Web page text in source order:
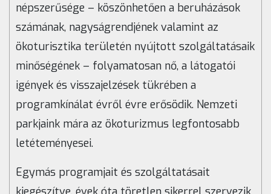
népszerűsége – köszönhetően a beruházások
számának, nagyságrendjének valamint az
ökoturisztika területén nyújtott szolgáltatásaik
minőségének – folyamatosan nő, a látogatói
igények és visszajelzések tükrében a
programkínálat évről évre erősödik. Nemzeti
parkjaink mára az ökoturizmus legfontosabb
letéteményesei.
Egymás programjait és szolgáltatásait